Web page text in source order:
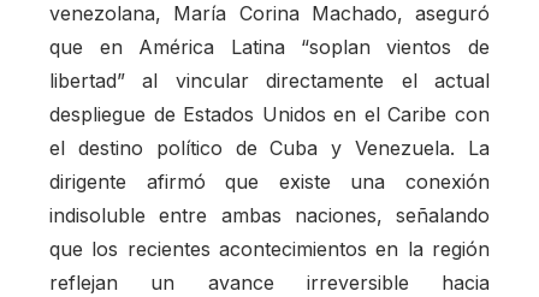
venezolana, María Corina Machado, aseguró
que en América Latina “soplan vientos de
libertad” al vincular directamente el actual
despliegue de Estados Unidos en el Caribe con
el destino político de Cuba y Venezuela. La
dirigente afirmó que existe una conexión
indisoluble entre ambas naciones, señalando
que los recientes acontecimientos en la región
reflejan un avance irreversible hacia